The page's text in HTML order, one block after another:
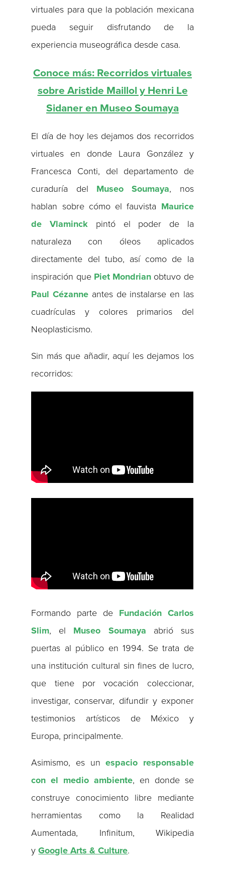
virtuales para que la población mexicana
pueda seguir disfrutando de la
experiencia museográfica desde casa.
Conoce más: Recorridos virtuales
sobre Aristide Maillol y Henri Le
Sidaner en Museo Soumaya
El día de hoy les dejamos dos recorridos
virtuales en donde Laura González y
Francesca Conti, del departamento de
curaduría del Museo Soumaya, nos
hablan sobre cómo el fauvista Maurice
de Vlaminck​ pintó el poder de la
naturaleza con óleos aplicados
directamente del tubo, así como de la
inspiración que Piet Mondrian ​ obtuvo de
Paul Cézanne ​ antes de instalarse en las
cuadrículas y colores primarios del
Neoplasticismo​.
Sin más que añadir, aquí les dejamos los
recorridos:
Formando parte de Fundación Carlos
Slim, el Museo Soumaya abrió sus
puertas al público en 1994. Se trata de
una institución cultural sin fines de lucro,
que tiene por vocación coleccionar,
investigar, conservar, difundir y exponer
testimonios artísticos de México y
Europa, principalmente.
Asimismo, es unespacio responsable
con el medio ambiente, en donde se
construye conocimiento libre mediante
herramientas como la Realidad
Aumentada, Infinitum, Wikipedia
yGoogle Arts & Culture.